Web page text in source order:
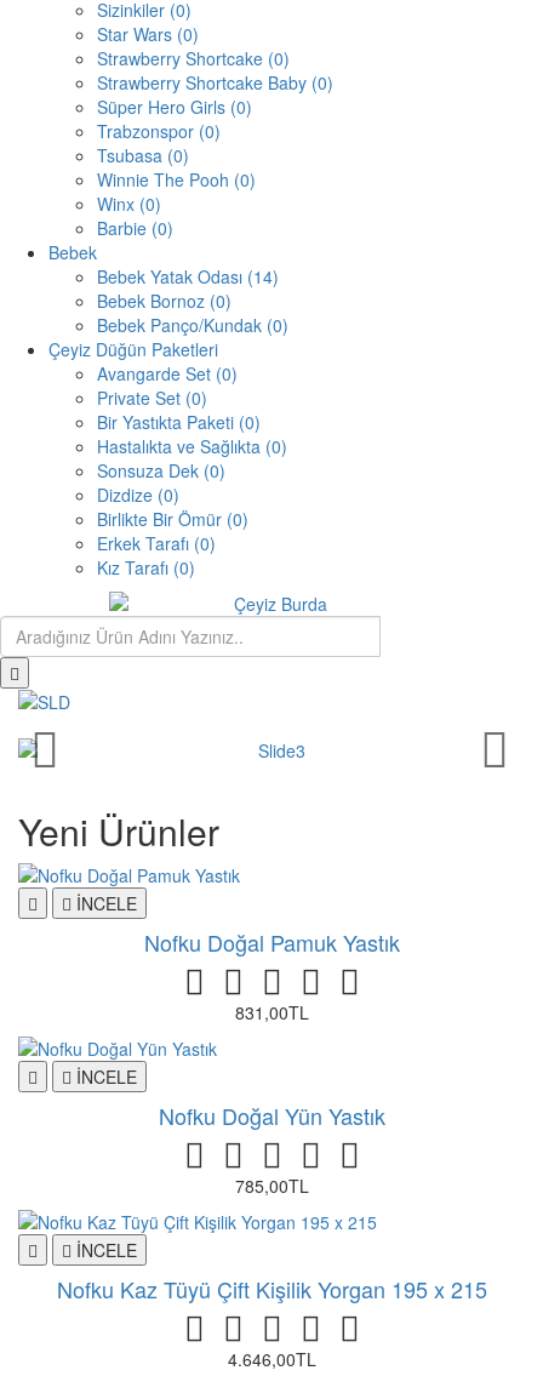
Sizinkiler (0)
Star Wars (0)
Strawberry Shortcake (0)
Strawberry Shortcake Baby (0)
Süper Hero Girls (0)
Trabzonspor (0)
Tsubasa (0)
Winnie The Pooh (0)
Winx (0)
Barbie (0)
Bebek
Bebek Yatak Odası (14)
Bebek Bornoz (0)
Bebek Panço/Kundak (0)
Çeyiz Düğün Paketleri
Avangarde Set (0)
Private Set (0)
Bir Yastıkta Paketi (0)
Hastalıkta ve Sağlıkta (0)
Sonsuza Dek (0)
Dizdize (0)
Birlikte Bir Ömür (0)
Erkek Tarafı (0)
Kız Tarafı (0)
Yeni Ürünler
İNCELE
Nofku Doğal Pamuk Yastık
831,00TL
İNCELE
Nofku Doğal Yün Yastık
785,00TL
İNCELE
Nofku Kaz Tüyü Çift Kişilik Yorgan 195 x 215
4.646,00TL